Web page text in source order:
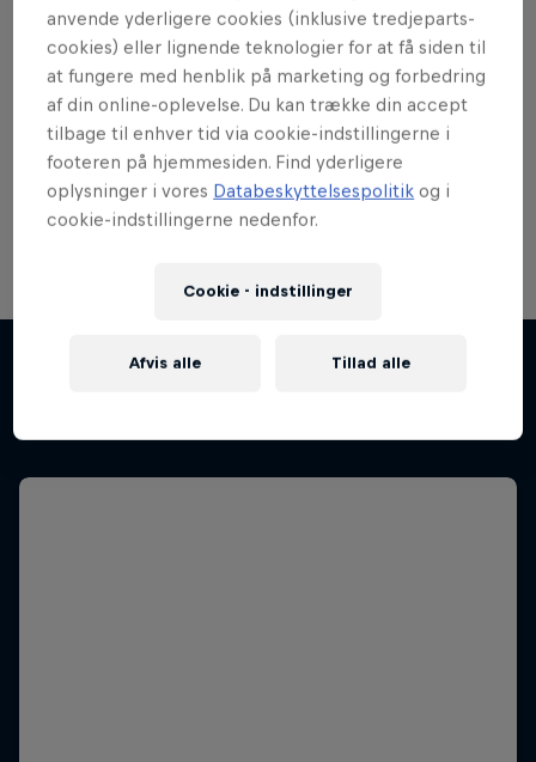
Vil du se mere som dette?
Gaming
Level op med de seneste nyheder og events fra
gaming-verdenen. Lær, hvordan du bliver en bedre
…
anvende yderligere cookies (inklusive tredjeparts-
cookies) eller lignende teknologier for at få siden til
at fungere med henblik på marketing og forbedring
af din online-oplevelse. Du kan trække din accept
tilbage til enhver tid via cookie-indstillingerne i
footeren på hjemmesiden. Find yderligere
oplysninger i vores Databeskyttelsespolitik og i
cookie-indstillingerne nedenfor.
Cookie - indstillinger
Afvis alle Tillad alle